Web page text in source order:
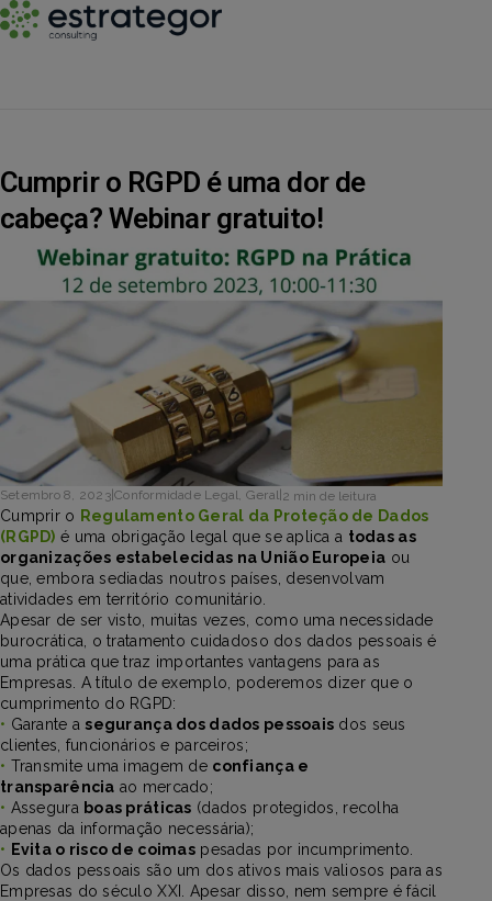
Cumprir o RGPD é uma dor de
cabeça? Webinar gratuito!
Setembro 8, 2023|Conformidade Legal Geral 2 min de leitura
Cumprir o Regulamento Geral da Proteção de Dados
(RGPD) é uma obrigação legal que se aplica a todas as
organizações estabelecidas na União Europeia ou
que, embora sediadas noutros países, desenvolvam
atividades em território comunitário.
Apesar de ser visto, muitas vezes, como uma necessidade
burocrática, o tratamento cuidadoso dos dados pessoais é
uma prática que traz importantes vantagens para as
Empresas. A título de exemplo, poderemos dizer que o
cumprimento do RGPD:
• Garante asegurança dos dados pessoais dos seus
clientes, funcionários e parceiros;
• Transmite uma imagem de confiança e
transparência ao mercado;
• Assegura boas práticas (dados protegidos, recolha
apenas da informação necessária);
• Evita o risco de coimas pesadas por incumprimento.
Os dados pessoais são um dos ativos mais valiosos para as
Empresas do século XXI. Apesar disso, nem sempre é fácil